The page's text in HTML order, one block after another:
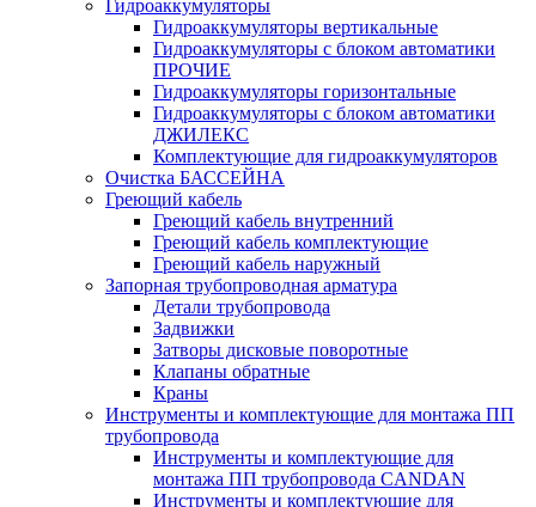
Гидроаккумуляторы
Гидроаккумуляторы вертикальные
Гидроаккумуляторы с блоком автоматики
ПРОЧИЕ
Гидроаккумуляторы горизонтальные
Гидроаккумуляторы с блоком автоматики
ДЖИЛЕКС
Комплектующие для гидроаккумуляторов
Очистка БАССЕЙНА
Греющий кабель
Греющий кабель внутренний
Греющий кабель комплектующие
Греющий кабель наружный
Запорная трубопроводная арматура
Детали трубопровода
Задвижки
Затворы дисковые поворотные
Клапаны обратные
Краны
Инструменты и комплектующие для монтажа ПП
трубопровода
Инструменты и комплектующие для
монтажа ПП трубопровода CANDAN
Инструменты и комплектующие для